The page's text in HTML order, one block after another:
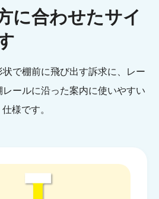
に合わせたサイ
で棚前に飛び出す訴求に、レー
ールに沿った案内に使いやすい
仕様です。